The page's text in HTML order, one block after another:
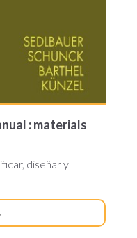
: materials
diseñar y